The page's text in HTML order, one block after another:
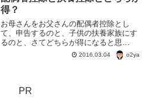
得？
お母さんをお父さんの配偶者控除とし
て、申告するのと、子供の扶養家族にす
るのと、さてどちらが得になると思
う？ いや、「お母さんのほうが収入あ
って、お父さんに収入が無い」という家
2016.03.04 o2ya
PR